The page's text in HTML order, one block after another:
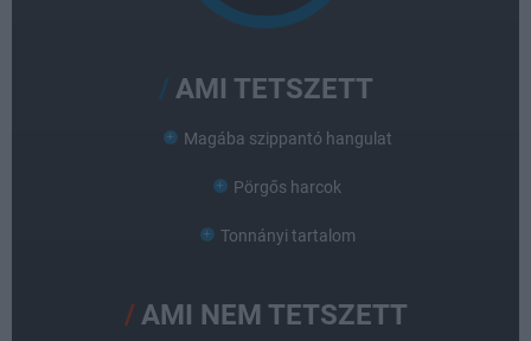
AMI TETSZETT
Magába szippantó hangulat
Pörgős harcok
Tonnányi tartalom
AMI NEM TETSZETT